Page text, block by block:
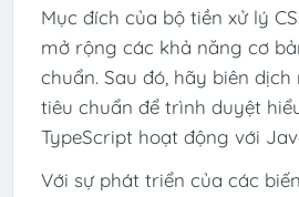
Mục đích của bộ tiền xử lý
mở rộng các khả năng cơ
chuẩn. Sau đó, hãy biên dịch
tiêu chuẩn để trình duyệt
TypeScript hoạt động với
Với sự phát triển của các